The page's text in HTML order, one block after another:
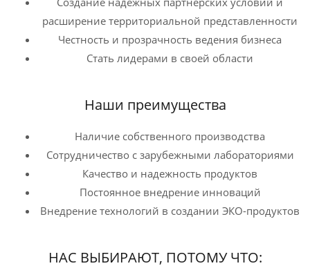
расширение территориальной представленности
Честность и прозрачность ведения бизнеса
Стать лидерами в своей области
Наши преимущества
Наличие собственного производства
Сотрудничество с зарубежными лабораториями
Качество и надежность продуктов
Постоянное внедрение инноваций
Внедрение технологий в создании ЭКО-продуктов
НАС ВЫБИРАЮТ, ПОТОМУ ЧТО: